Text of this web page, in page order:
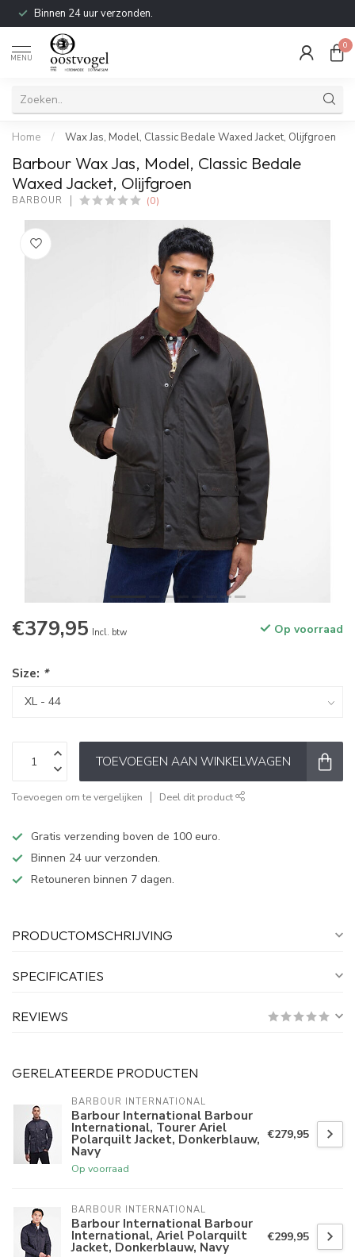
Binnen 24 uur verzonden.
MENU
0
Home / Wax Jas, Model, Classic Bedale Waxed Jacket, Olijfgroen
Barbour Wax Jas, Model, Classic Bedale
Waxed Jacket, Olijfgroen
BARBOUR (0)
€379,95 Incl. btw Op voorraad
Size: *
TOEVOEGEN AAN WINKELWAGEN
Toevoegen om te vergelijken Deel dit product
Gratis verzending boven de 100 euro.
Binnen 24 uur verzonden.
Retouneren binnen 7 dagen.
PRODUCTOMSCHRIJVING
SPECIFICATIES
REVIEWS
GERELATEERDE PRODUCTEN
BARBOUR INTERNATIONAL
Barbour International Barbour
International, Tourer Ariel
Polarquilt Jacket, Donkerblauw,
Navy
Op voorraad
€279,95
BARBOUR INTERNATIONAL
Barbour International Barbour
International, Ariel Polarquilt
Jacket, Donkerblauw, Navy
€299,95